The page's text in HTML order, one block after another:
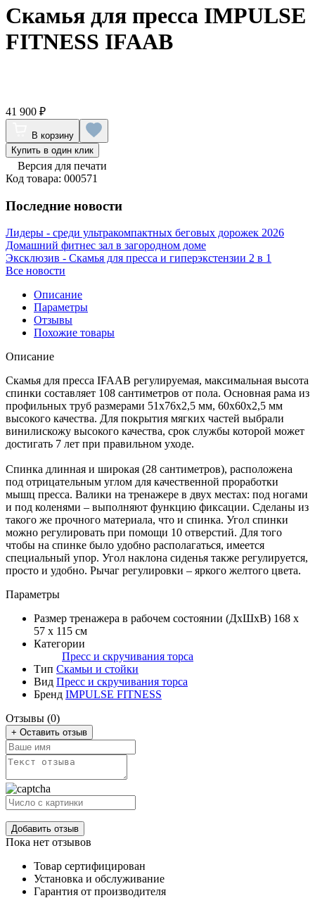
Скамья для пресса IMPULSE
FITNESS IFAAB
41 900 ₽
В корзину
Купить в один клик
Версия для печати
Код товара: 000571
Последние новости
Лидеры - среди ультракомпактных беговых дорожек 2026
Домашний фитнес зал в загородном доме
Эксклюзив - Скамья для пресса и гиперэкстензии 2 в 1
Все новости
Описание
Параметры
Отзывы
Похожие товары
Описание
Скамья для пресса IFAAB регулируемая, максимальная высота
спинки составляет 108 сантиметров от пола. Основная рама из
профильных труб размерами 51х76х2,5 мм, 60х60х2,5 мм
высокого качества. Для покрытия мягких частей выбрали
винилискожу высокого качества, срок службы которой может
достигать 7 лет при правильном уходе.
Спинка длинная и широкая (28 сантиметров), расположена
под отрицательным углом для качественной проработки
мышц пресса. Валики на тренажере в двух местах: под ногами
и под коленями – выполняют функцию фиксации. Сделаны из
такого же прочного материала, что и спинка. Угол спинки
можно регулировать при помощи 10 отверстий. Для того
чтобы на спинке было удобно располагаться, имеется
специальный упор. Угол наклона сиденья также регулируется,
просто и удобно. Рычаг регулировки – яркого желтого цвета.
Параметры
Размер тренажера в рабочем состоянии (ДxШxВ) 168 х
57 х 115 см
Категории
Пресс и скручивания торса
Тип Скамьи и стойки
Вид Пресс и скручивания торса
Бренд IMPULSE FITNESS
Отзывы (0)
+ Оставить отзыв
Добавить отзыв
Пока нет отзывов
Товар сертифицирован
Установка и обслуживание
Гарантия от производителя